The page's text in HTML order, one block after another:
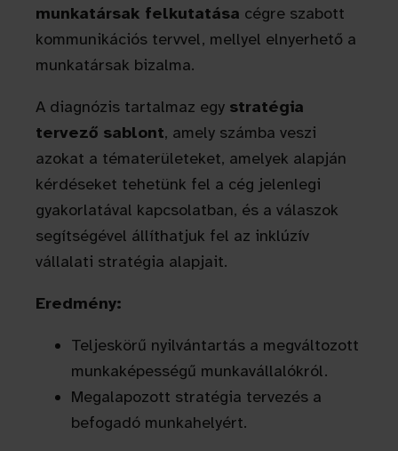
munkatársak felkutatása cégre szabott
kommunikációs tervvel, mellyel elnyerhető a
munkatársak bizalma.
A diagnózis tartalmaz egy stratégia
tervező sablont, amely számba veszi
azokat a tématerületeket, amelyek alapján
kérdéseket tehetünk fel a cég jelenlegi
gyakorlatával kapcsolatban, és a válaszok
segítségével állíthatjuk fel az inklúzív
vállalati stratégia alapjait.
Eredmény:
Teljeskörű nyilvántartás a megváltozott
munkaképességű munkavállalókról.
Megalapozott stratégia tervezés a
befogadó munkahelyért.